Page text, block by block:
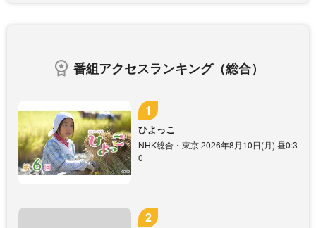
番組アクセスランキング（総合）
ひよっこ
NHK総合・東京 2026年8月10日(月) 昼0:3
0